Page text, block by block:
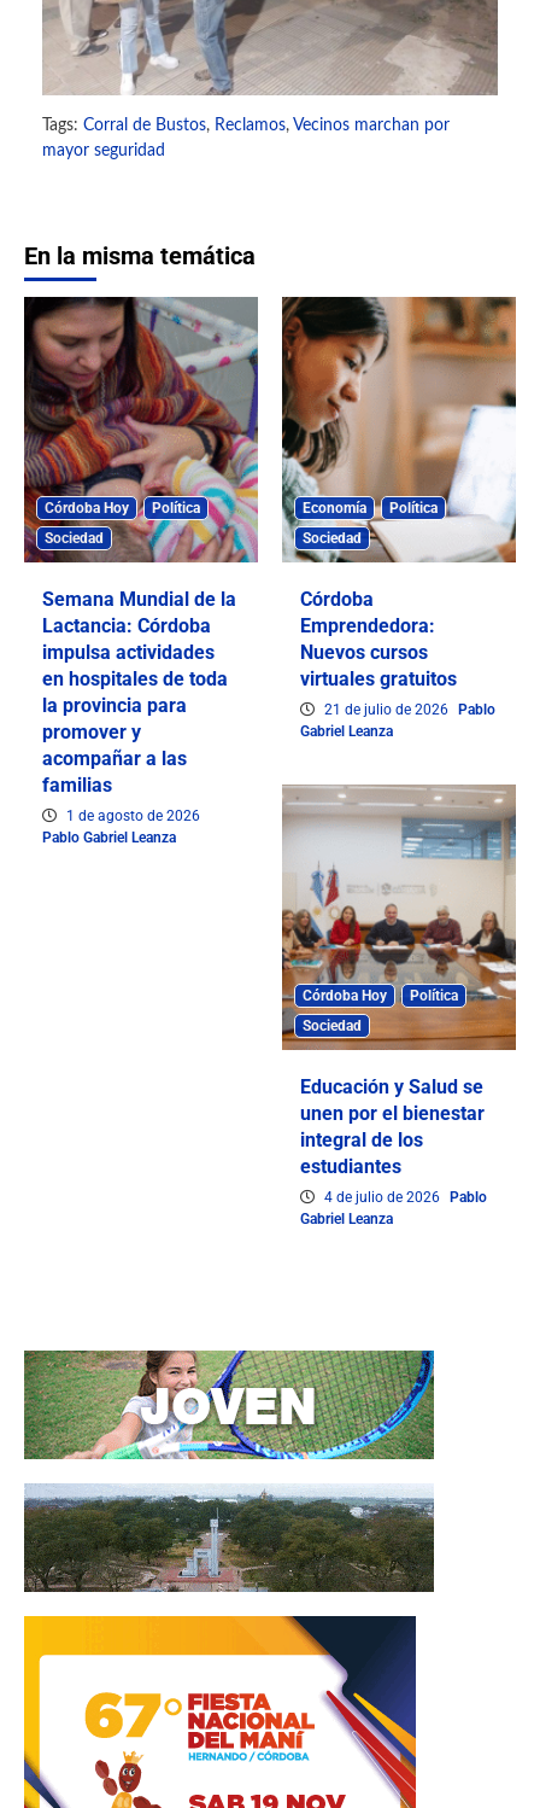
Tags: Corral de Bustos, Reclamos, Vecinos marchan por
mayor seguridad
En la misma temática
Córdoba Hoy
Política
Sociedad
Semana Mundial de la
Lactancia: Córdoba
impulsa actividades
en hospitales de toda
la provincia para
promover y
acompañar a las
familias
1 de agosto de 2026
Pablo Gabriel Leanza
Economía
Política
Sociedad
Córdoba
Emprendedora:
Nuevos cursos
virtuales gratuitos
21 de julio de 2026
Pablo
Gabriel Leanza
Córdoba Hoy
Política
Sociedad
Educación y Salud se
unen por el bienestar
integral de los
estudiantes
4 de julio de 2026
Pablo
Gabriel Leanza